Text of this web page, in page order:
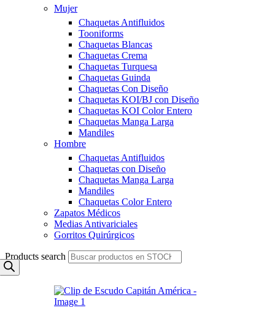
Mujer
Chaquetas Antifluidos
Tooniforms
Chaquetas Blancas
Chaquetas Crema
Chaquetas Turquesa
Chaquetas Guinda
Chaquetas Con Diseño
Chaquetas KOI/BJ con Diseño
Chaquetas KOI Color Entero
Chaquetas Manga Larga
Mandiles
Hombre
Chaquetas Antifluidos
Chaquetas con Diseño
Chaquetas Manga Larga
Mandiles
Chaquetas Color Entero
Zapatos Médicos
Medias Antivariciales
Gorritos Quirúrgicos
Products search